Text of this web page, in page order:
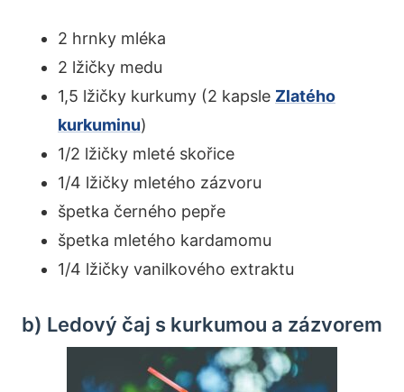
2 hrnky mléka
2 lžičky medu
1,5 lžičky kurkumy (2 kapsle Zlatého
kurkuminu)
1/2 lžičky mleté skořice
1/4 lžičky mletého zázvoru
špetka černého pepře
špetka mletého kardamomu
1/4 lžičky vanilkového extraktu
b) Ledový čaj s kurkumou a zázvorem